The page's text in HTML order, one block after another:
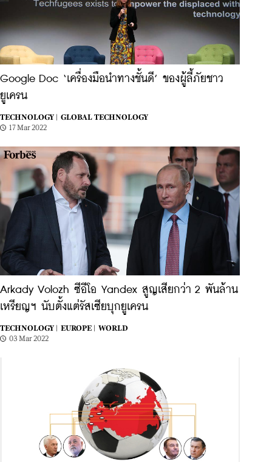
Google Doc ‘เครื่องมือนำทางชั้นดี’ ของผู้ลี้ภัยชาว
ยูเครน
TECHNOLOGY |
GLOBAL TECHNOLOGY
17 Mar 2022
Arkady Volozh ซีอีโอ Yandex สูญเสียกว่า 2 พันล้าน
เหรียญฯ นับตั้งแต่รัสเซียบุกยูเครน
TECHNOLOGY | EUROPE |
WORLD
03 Mar 2022